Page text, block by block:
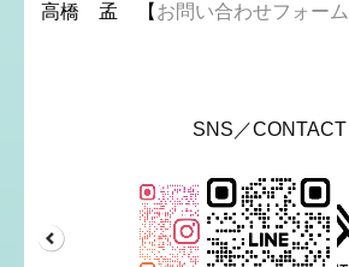
SNS／CONTACT
高橋 孟 【 お問い合わせフォーム